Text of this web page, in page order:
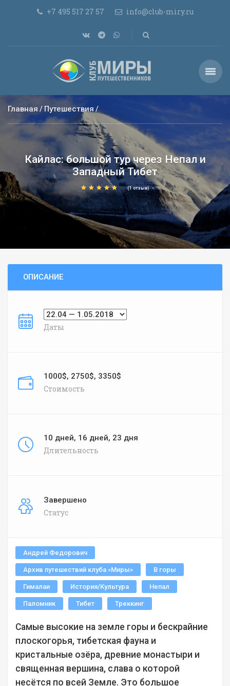
+7 495 517 27 57 info@club-miry.ru
Главная Путешествия
Кайлас: большой тур через Непал и
Западный Тибет
(1 отзыв)
ОПИСАНИЕ
Даты
1000$, 2750$, 3350$
Стоимость
10 дней, 16 дней, 23 дня
Длительность
Завершено
Статус
Андрей Федорович
Архив путешествий клуба «Миры» В горы
Гималаи История/Культура Непал
Паломник Тибет Треккинг
Самые высокие на земле горы и бескрайние
плоскогорья, тибетская фауна и
кристальные озёра, древние монастыри и
священная вершина, слава о которой
несётся по всей Земле. Это большое